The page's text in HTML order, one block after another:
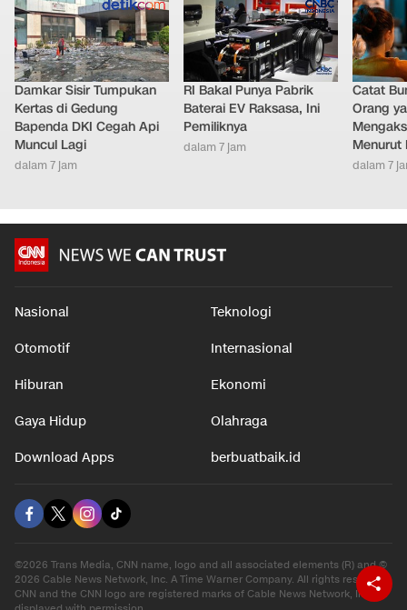
Damkar Sisir Tumpukan
Kertas di Gedung
Bapenda DKI Cegah Api
Muncul Lagi
dalam 7 jam
RI Bakal Punya Pabrik
Baterai EV Raksasa, Ini
Pemiliknya
dalam 7 jam
Catat
Orang
Menurut
dalam 7
Nasional Teknologi
Otomotif Internasional
Hiburan Ekonomi
Gaya Hidup Olahraga
Download Apps berbuatbaik.id
©2026 Trans Media, CNN name, logo and all associated elements (R) and ©
2026 Cable News Network, Inc. A Time Warner Company. All rights reserved.
CNN and the CNN logo are registered marks of Cable News Network, Inc.,